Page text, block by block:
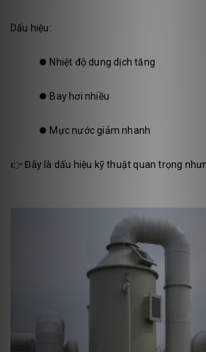
Dấu hiệu:
⏺️ Nhiệt độ dung dịch tăng
⏺️ Bay hơi nhiều
⏺️ Mực nước giảm nhanh
👉 Đây là dấu hiệu kỹ thuật quan trọng